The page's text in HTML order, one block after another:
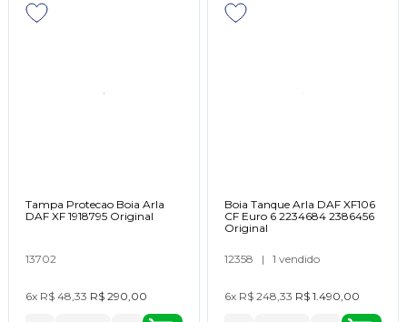
Tampa Protecao Boia Arla
DAF XF 1918795 Original
13702
6x R$ 48,33 R$ 290,00
Boia Tanque Arla DAF XF106
CF Euro 6 2234684 2386456
Original
12358 | 1 vendido
6x R$ 248,33 R$ 1.490,00